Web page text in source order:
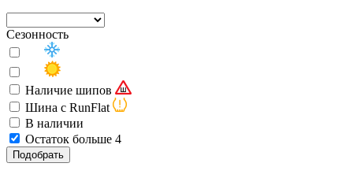
Сезонность
Наличие шипов
Шина с RunFlat
В наличии
Остаток больше 4
Подобрать